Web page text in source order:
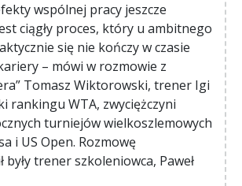
wspólnej pracy jeszcze
ciągły proces, który u ambitnego
się nie kończy w czasie
– mówi w rozmowie z
Tomasz Wiktorowski, trener Igi
rankingu WTA, zwyciężczyni
turniejów wielkoszlemowych
i US Open. Rozmowę
były trener szkoleniowca, Paweł